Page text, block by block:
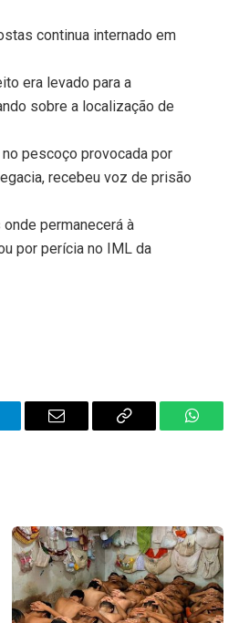
continua internado em
era levado para a
sobre a localização de
pescoço provocada por
recebeu voz de prisão
permanecerá à
por perícia no IML da
Email
Copy